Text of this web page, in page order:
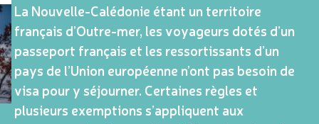
La Nouvelle-Calédonie étant un territoire
français d’Outre-mer, les voyageurs dotés d’un
passeport français et les ressortissants d’un
pays de l’Union européenne n’ont pas besoin de
visa pour y séjourner. Certaines règles et
plusieurs exemptions s’appliquent aux